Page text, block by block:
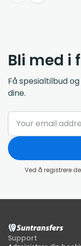
Bli med i
Få spesialtilbud
dine.
Ved å registrere
Support